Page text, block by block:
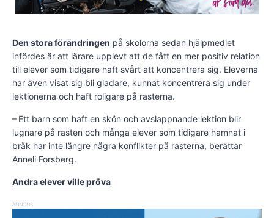
Den stora förändringen på skolorna sedan hjälpmedlet
infördes är att lärare upplevt att de fått en mer positiv relation
till elever som tidigare haft svårt att koncentrera sig. Eleverna
har även visat sig bli gladare, kunnat koncentrera sig under
lektionerna och haft roligare på rasterna.
– Ett barn som haft en skön och avslappnande lektion blir
lugnare på rasten och många elever som tidigare hamnat i
bråk har inte längre några konflikter på rasterna, berättar
Anneli Forsberg.
Andra elever ville pröva
ANNONS